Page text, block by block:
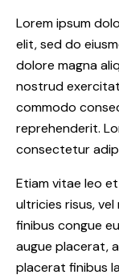
Lorem ipsum
elit, sed do
dolore magna
nostrud
commodo
reprehenderit.
consectetur
Etiam vitae leo
ultricies risus,
finibus congue
augue placerat,
placerat finibus